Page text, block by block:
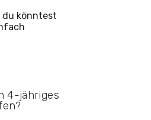
du könntest
4-jähriges